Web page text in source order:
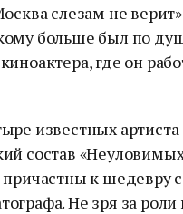
слезам не
больше был по
где он
известных
состав
причастны к шедевру
Не зря за роли